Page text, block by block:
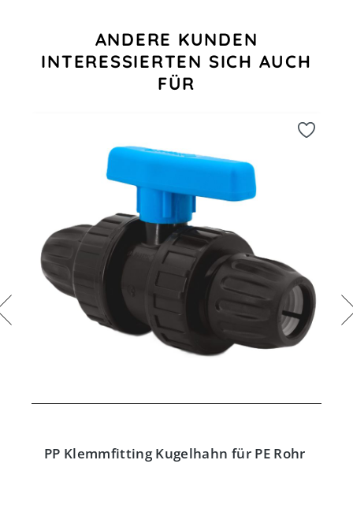
Produktgalerie überspringen
ANDERE KUNDEN
INTERESSIERTEN SICH AUCH
FÜR
PP Klemmfitting Kugelhahn für PE Rohr